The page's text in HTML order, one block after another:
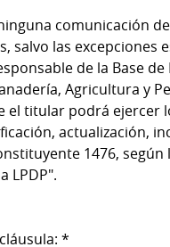
comunicación
salvo las excepciones
de la Base de
Agricultura y
el titular podrá ejercer
actualización,
1476, según
LPDP".
*